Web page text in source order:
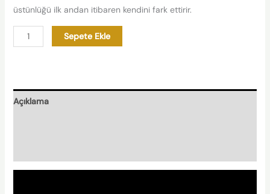
üstünlüğü ilk andan itibaren kendini fark ettirir.
Sepete Ekle
Açıklama